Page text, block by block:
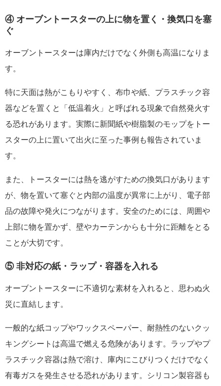
④ オーブントースターの上に物を置く・換気口を塞
ぐ
オーブントースターは庫内だけでなく外側も高温になりま
す。
特に天面は熱がこもりやすく、布巾や紙、プラスチック容
器などを置くと「低温着火」と呼ばれる現象で自然発火す
る恐れがあります。実際に新聞紙や樹脂製のモップをトー
スターの上に置いて出火に至った事例も報告されていま
す。
また、トースターには熱を逃がすための換気口があります
が、物を置いて塞ぐと内部の温度が異常に上がり、電子部
品の故障や発火につながります。安全のためには、周囲や
上部に物を置かず、壁やカーテンからも十分に距離をとる
ことが大切です。
⑤ 非対応の紙・ラップ・容器を入れる
オーブントースターに不適切な素材を入れると、思わぬ火
災に直結します。
一般的な紙コップやワックスペーパー、耐熱性のないクッ
キングシートは高温で燃える危険があります。ラップやプ
ラスチック容器は熱で溶け、庫内にこびりつくだけでなく
有毒ガスを発生させる恐れがあります。シリコン製容器も